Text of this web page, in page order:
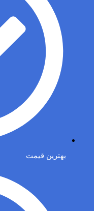
بهترین قیمت